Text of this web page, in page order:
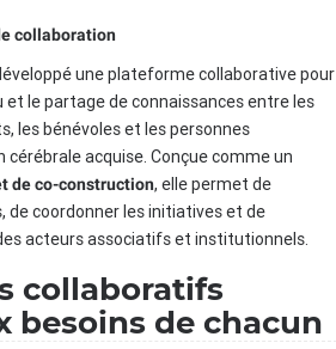
collaboration
une plateforme collaborative pour
et le partage de connaissances entre les
les bénévoles et les personnes
cérébrale acquise. Conçue comme un
de co-construction, elle permet de
de coordonner les initiatives et de
acteurs associatifs et institutionnels.
collaboratifs
besoins de chacun